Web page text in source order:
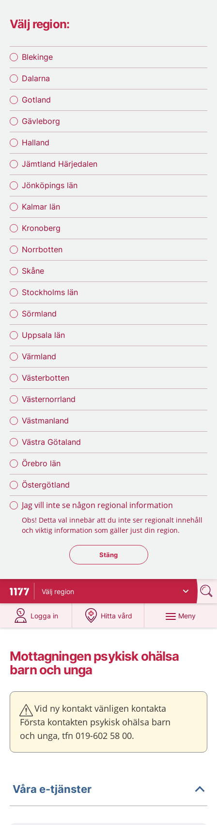
Välj region:
Blekinge
Dalarna
Gotland
Gävleborg
Halland
Jämtland Härjedalen
Jönköpings län
Kalmar län
Kronoberg
Norrbotten
Skåne
Stockholms län
Sörmland
Uppsala län
Värmland
Västerbotten
Västernorrland
Västmanland
Västra Götaland
Örebro län
Östergötland
Jag vill inte se någon regional information
Obs! Detta val innebär att du inte ser regionalt innehåll
och viktig information som gäller just din region.
Stäng regionsväljaren
Stäng
Till startsidan för 1177
Välj region
Logga in
på 1177.se
Hitta vård
på 1177.se
Meny
Mottagningen psykisk ohälsa
barn och unga
Vid ny kontakt vänligen kontakta
Första kontakten psykisk ohälsa barn
och unga, tfn 019-602 58 00.
Våra e-tjänster